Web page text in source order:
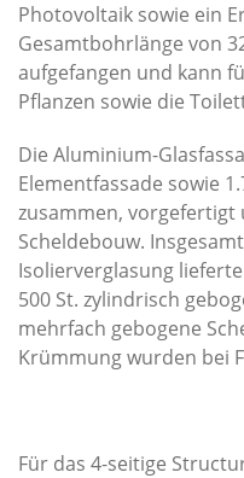
Photovoltaik sowie ein
Gesamtbohrlänge von
aufgefangen und kann
Pflanzen sowie die
Die Aluminium-
Elementfassade sowie
zusammen,
Scheldebouw.
Isolierverglasung
500 St. zylindrisch
mehrfach gebogene
Krümmung wurden bei
Für das 4-seitige